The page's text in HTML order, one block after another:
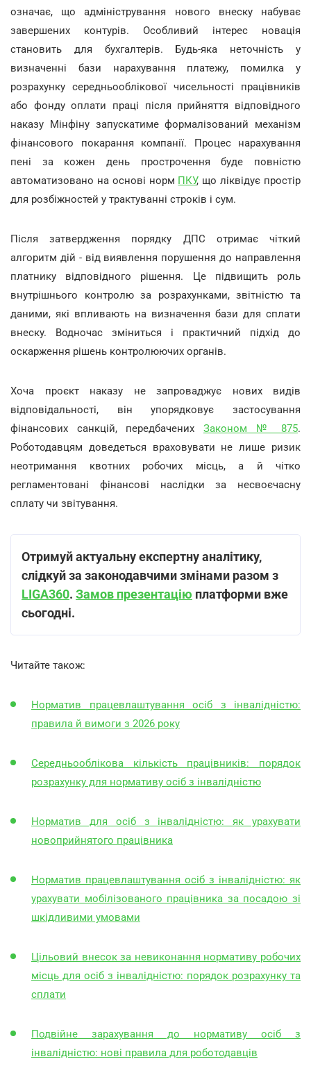
означає, що адміністрування нового внеску набуває
завершених контурів. Особливий інтерес новація
становить для бухгалтерів. Будь-яка неточність у
визначенні бази нарахування платежу, помилка у
розрахунку середньооблікової чисельності працівників
або фонду оплати праці після прийняття відповідного
наказу Мінфіну запускатиме формалізований механізм
фінансового покарання компанії. Процес нарахування
пені за кожен день прострочення буде повністю
автоматизовано на основі норм ПКУ, що ліквідує простір
для розбіжностей у трактуванні строків і сум.
Після затвердження порядку ДПС отримає чіткий
алгоритм дій - від виявлення порушення до направлення
платнику відповідного рішення. Це підвищить роль
внутрішнього контролю за розрахунками, звітністю та
даними, які впливають на визначення бази для сплати
внеску. Водночас зміниться і практичний підхід до
оскарження рішень контролюючих органів.
Хоча проєкт наказу не запроваджує нових видів
відповідальності, він упорядковує застосування
фінансових санкцій, передбачених Законом № 875.
Роботодавцям доведеться враховувати не лише ризик
неотримання квотних робочих місць, а й чітко
регламентовані фінансові наслідки за несвоєчасну
сплату чи звітування.
Отримуй актуальну експертну аналітику,
слідкуй за законодавчими змінами разом з
LIGA360. Замов презентацію платформи вже
сьогодні.
Читайте також:
Норматив працевлаштування осіб з інвалідністю:
правила й вимоги з 2026 року
Середньооблікова кількість працівників: порядок
розрахунку для нормативу осіб з інвалідністю
Норматив для осіб з інвалідністю: як урахувати
новоприйнятого працівника
Норматив працевлаштування осіб з інвалідністю: як
урахувати мобілізованого працівника за посадою зі
шкідливими умовами
Цільовий внесок за невиконання нормативу робочих
місць для осіб з інвалідністю: порядок розрахунку та
сплати
Подвійне зарахування до нормативу осіб з
інвалідністю: нові правила для роботодавців